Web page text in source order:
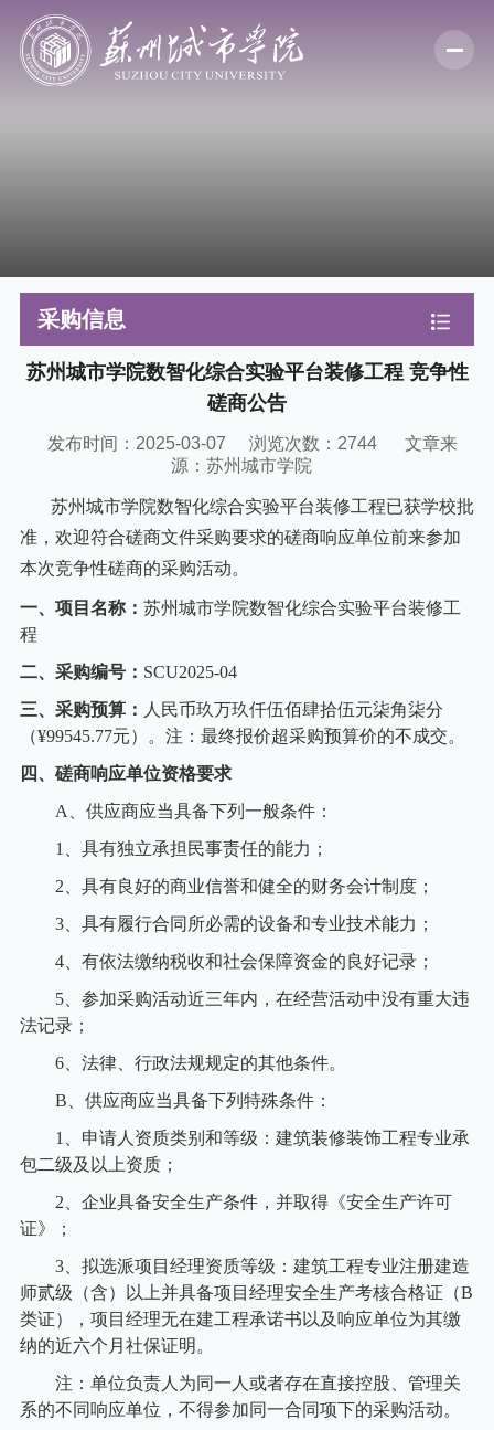
采购信息
苏州城市学院数智化综合实验平台装修工程 竞争性
磋商公告
发布时间：2025-03-07 浏览次数： 2744
文章来
源：苏州城市学院
苏州城市学院数智化综合实验平台装修工程已获学校批
准，欢迎符合磋商文件采购要求的磋商响应单位前来参加
本次竞争性磋商的采购活动。
一、项目名称： 苏州城市学院数智化综合实验平台装修工
程
二、采购编号： SCU2025-04
三、采购预算： 人民币玖万玖仟伍佰肆拾伍元柒角柒分
（¥99545.77元）。注：最终报价超采购预算价的不成交。
四、 磋商响应单位资格要求
A
、供应商应当具备下列一般条件：
1
、具有独立承担民事责任的能力；
2 、具有良好的商业信誉和健全的财务会计制度；
3、具有履行合同所必需的设备和专业技术能力；
4、有依法缴纳税收和社会保障资金的良好记录；
5、参加采购活动近三年内，在经营活动中没有重大违
法记录；
6、法律、行政法规规定的其他条件。
B 、供应商应当具备下列特殊条件：
1
、申请人资质类别和等级：建筑装修装饰工程专业承
包二级及以上资质；
2 、企业具备安全生产条件，并取得《安全生产许可
证》；
3、拟选派项目经理资质等级：建筑工程专业注册建造
师贰级（含）以上并具备项目经理安全生产考核合格证（B
类证），项目经理无在建工程承诺书以及响应单位为其缴
纳的近六个月社保证明。
注：单位负责人为同一人或者存在直接控股、管理关
系的不同响应单位，不得参加同一合同项下的采购活动。